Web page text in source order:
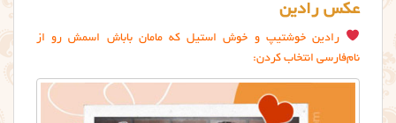
عکس رادین
رادین خوشتیپ و خوش استیل که مامان باباش اسمش رو از
نام‌فارسی انتخاب کردن: